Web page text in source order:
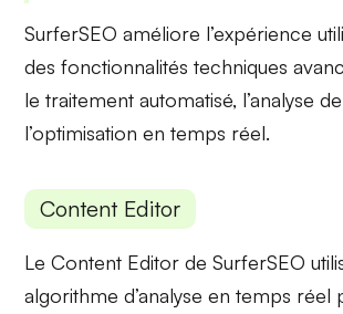
SurferSEO améliore l’expérience
desfonctionnalités techniques
le traitement automatisé, l’analyse
l’optimisation en temps réel.
Content Editor
LeContent Editor de SurferSEO
algorithme d’analyse en temps réel